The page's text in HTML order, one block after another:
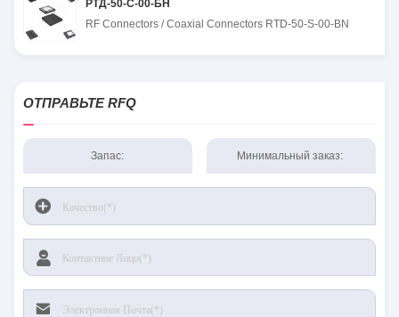
РТД-50-С-00-БН
RF Connectors / Coaxial Connectors RTD-50-S-00-BN
ОТПРАВЬТЕ RFQ
Запас: Минимальный заказ: